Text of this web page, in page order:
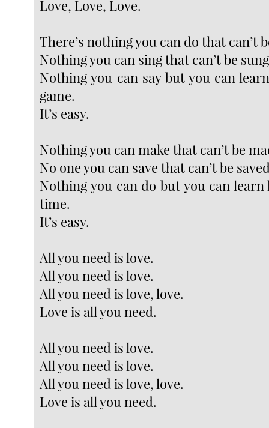
Love, Love, Love.
There’s nothing you can do that can’t
Nothing you can sing that can’t be
Nothing you can say but you can
game.
It’s easy.
Nothing you can make that can’t be
No one you can save that can’t be
Nothing you can do but you can
time.
It’s easy.
All you need is love.
All you need is love.
All you need is love, love.
Love is all you need.
All you need is love.
All you need is love.
All you need is love, love.
Love is all you need.